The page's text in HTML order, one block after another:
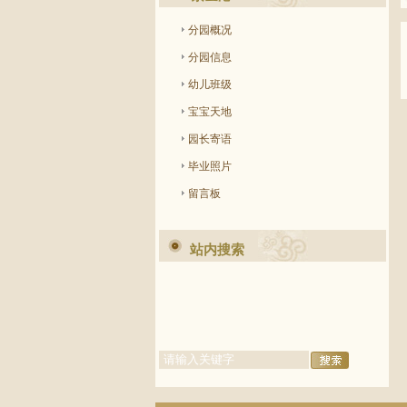
分园概况
分园信息
幼儿班级
宝宝天地
园长寄语
毕业照片
留言板
站内搜索